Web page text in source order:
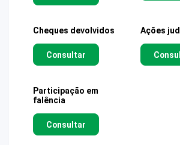
Cheques devolvidos
Consultar
Ações
Participação em
falência
Consultar